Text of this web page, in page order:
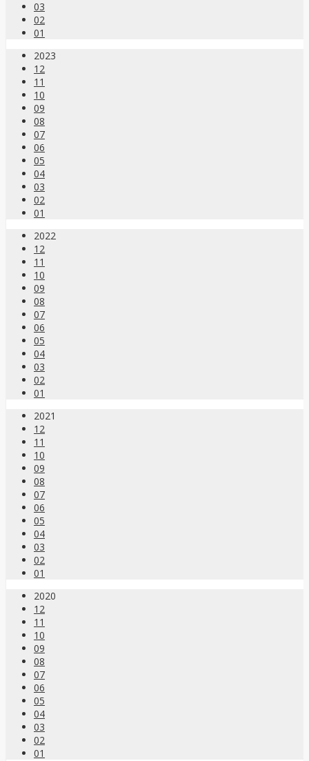
03
02
01
2023
12
11
10
09
08
07
06
05
04
03
02
01
2022
12
11
10
09
08
07
06
05
04
03
02
01
2021
12
11
10
09
08
07
06
05
04
03
02
01
2020
12
11
10
09
08
07
06
05
04
03
02
01